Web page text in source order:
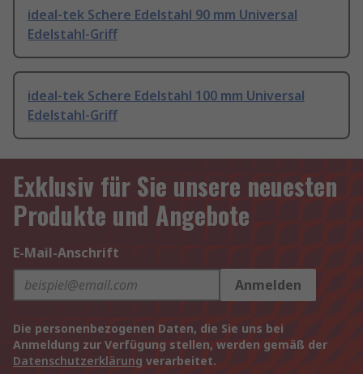
ideal-tek Schere Edelstahl 90 mm Universal
Edelstahl-Griff
ideal-tek Schere Edelstahl 100 mm Universal
Edelstahl-Griff
Exklusiv für Sie unsere neuesten
Produkte und Angebote
E-Mail-Anschrift
Anmelden
Die personenbezogenen Daten, die Sie uns bei
Anmeldung zur Verfügung stellen, werden gemäß der
Datenschutzerklärung verarbeitet.